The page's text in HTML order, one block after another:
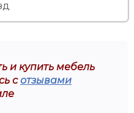
и купить мебель
сотзывами